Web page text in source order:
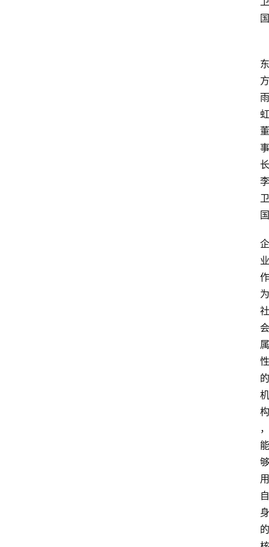
国
东
方
雨
虹
董
事
长
李
卫
国
企
业
作
为
社
会
属
性
的
机
构
，
能
够
用
自
身
的